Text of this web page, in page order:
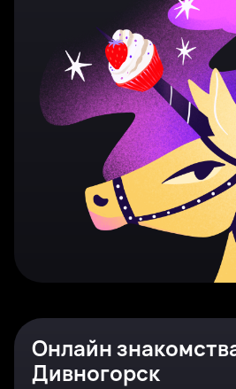
Онлайн
Дивногорск